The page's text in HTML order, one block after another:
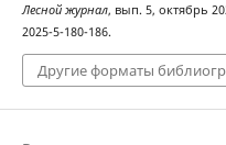
Лесной журнал, вып. 5, октябрь
2025-5-180-186.
Другие форматы